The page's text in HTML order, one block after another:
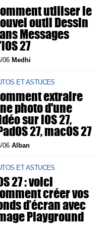
utiliser le
outil Dessin
Messages
27
06Medhi
ET ASTUCES
extraire
photo d'une
sur iOS 27,
27, macOS 27
06Alban
ET ASTUCES
27 : voici
créer vos
d’écran avec
Playground